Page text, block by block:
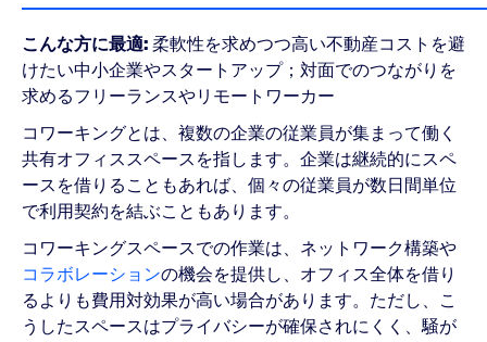
こんな方に最適:柔軟性を求めつつ高い不動産コストを避
けたい中小企業やスタートアップ；対面でのつながりを
求めるフリーランスやリモートワーカー
コワーキングとは、複数の企業の従業員が集まって働く
共有オフィススペースを指します。企業は継続的にスペ
ースを借りることもあれば、個々の従業員が数日間単位
で利用契約を結ぶこともあります。
コワーキングスペースでの作業は、ネットワーク構築や
コラボレーションの機会を提供し、オフィス全体を借り
るよりも費用対効果が高い場合があります。ただし、こ
うしたスペースはプライバシーが確保されにくく、騒が